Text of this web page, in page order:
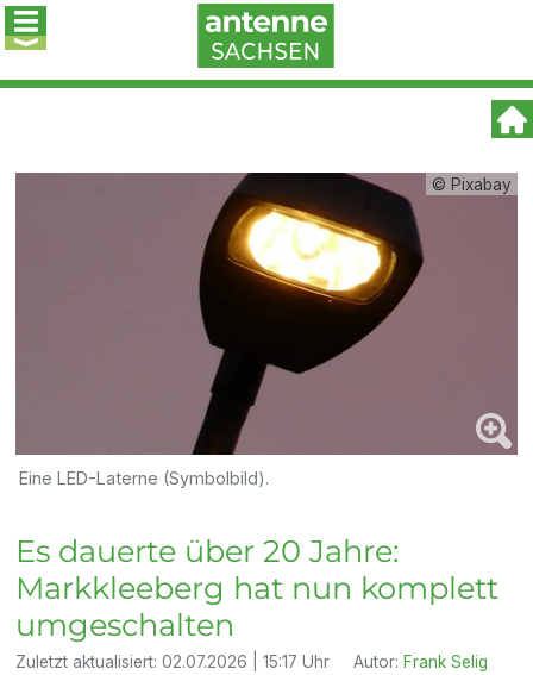
© Pixabay
Eine LED-Laterne (Symbolbild).
Es dauerte über 20 Jahre:
Markkleeberg hat nun komplett
umgeschalten
Zuletzt aktualisiert:02.07.2026 | 15:17 Uhr Autor: Frank Selig